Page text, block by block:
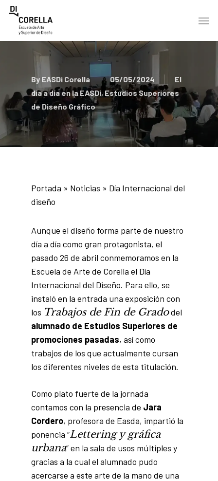
Skip
Menu
By EASDi Corella 05/05/2024
El
día a día en la EASDi, Estudios Superiores
de Diseño Gráfico
Portada » Noticias » Día Internacional del
diseño
Aunque el diseño forma parte de nuestro
día a día como gran protagonista, el
pasado 26 de abril conmemoramos en la
Escuela de Arte de Corella el Día
Internacional del Diseño. Para ello, se
instaló en la entrada una exposición con
los Trabajos de Fin de Gradodel
alumnado de Estudios Superiores de
promociones pasadas, así como
trabajos de los que actualmente cursan
los diferentes niveles de esta titulación.
Como plato fuerte de la jornada
contamos con la presencia de Jara
Cordero, profesora de Easda, impartió la
ponencia “Lettering y gráfica
urbana” en la sala de usos múltiples y
gracias a la cual el alumnado pudo
acercarse a este arte de la mano de una